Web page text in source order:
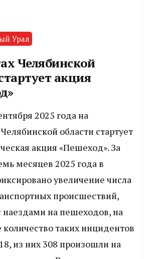
Урал
Челябинской
акция
2025 года на
области стартует
акция «Пешеход». За
месяцев 2025 года в
увеличение числа
происшествий,
наездами на пешеходов, на
таких инцидентов
из них 308 произошли на